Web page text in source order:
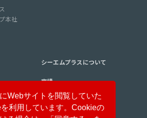
本社
シーエムプラスについて
実績
コラム
Webサイトを閲覧していた
利用しています。Cookieの